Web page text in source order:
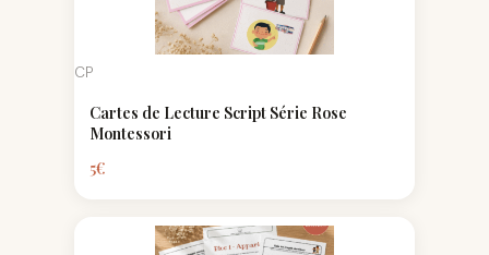
CP
Cartes de Lecture Script Série Rose
Montessori
5€